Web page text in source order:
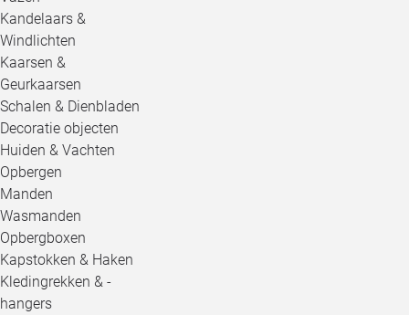
Kandelaars &
Windlichten
Kaarsen &
Geurkaarsen
Schalen & Dienbladen
Decoratie objecten
Huiden & Vachten
Opbergen
Manden
Wasmanden
Opbergboxen
Kapstokken & Haken
Kledingrekken & -
hangers